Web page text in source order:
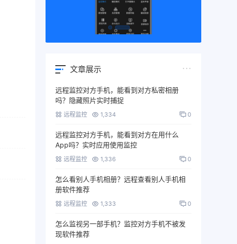
文章展示
远程监控对方手机，能看到对方私密相册
吗？隐藏照片实时捕捉
远程监控 1,334 0
远程监控对方手机，能看到对方在用什么
App吗？实时应用使用监控
远程监控 1,336 0
怎么看别人手机相册？远程查看别人手机相
册软件推荐
远程监控 1,333 0
怎么监视另一部手机？监控对方手机不被发
现软件推荐